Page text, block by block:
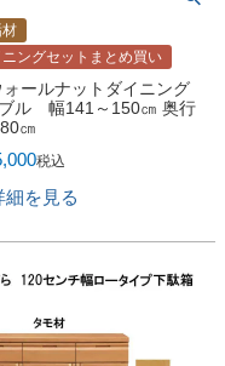
ニングセットまとめ買い
ォールナットダイニング
ル 幅141～150㎝ 奥行
㎝
税込
細を見る